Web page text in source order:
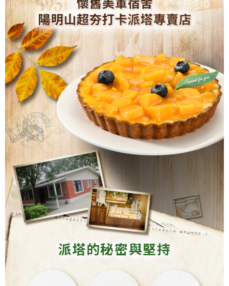
派塔的秘密與堅持